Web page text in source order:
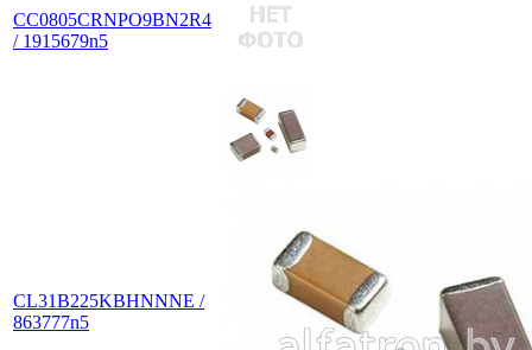
CC0805CRNPO9BN2R4
/ 1915679n5
CL31B225KBHNNNE /
863777n5